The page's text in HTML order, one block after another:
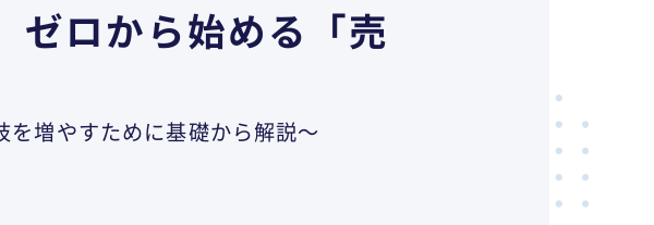
開発 業務改善・IT活用
人コンサル
ティング
行政手続
ブログ 業務改善・IT活用ブログ
利法人ブログ
～100年続く企業を
社員でつくる 明るく楽しく元気に
ゼロから始める「売
増やすために基礎から解説～